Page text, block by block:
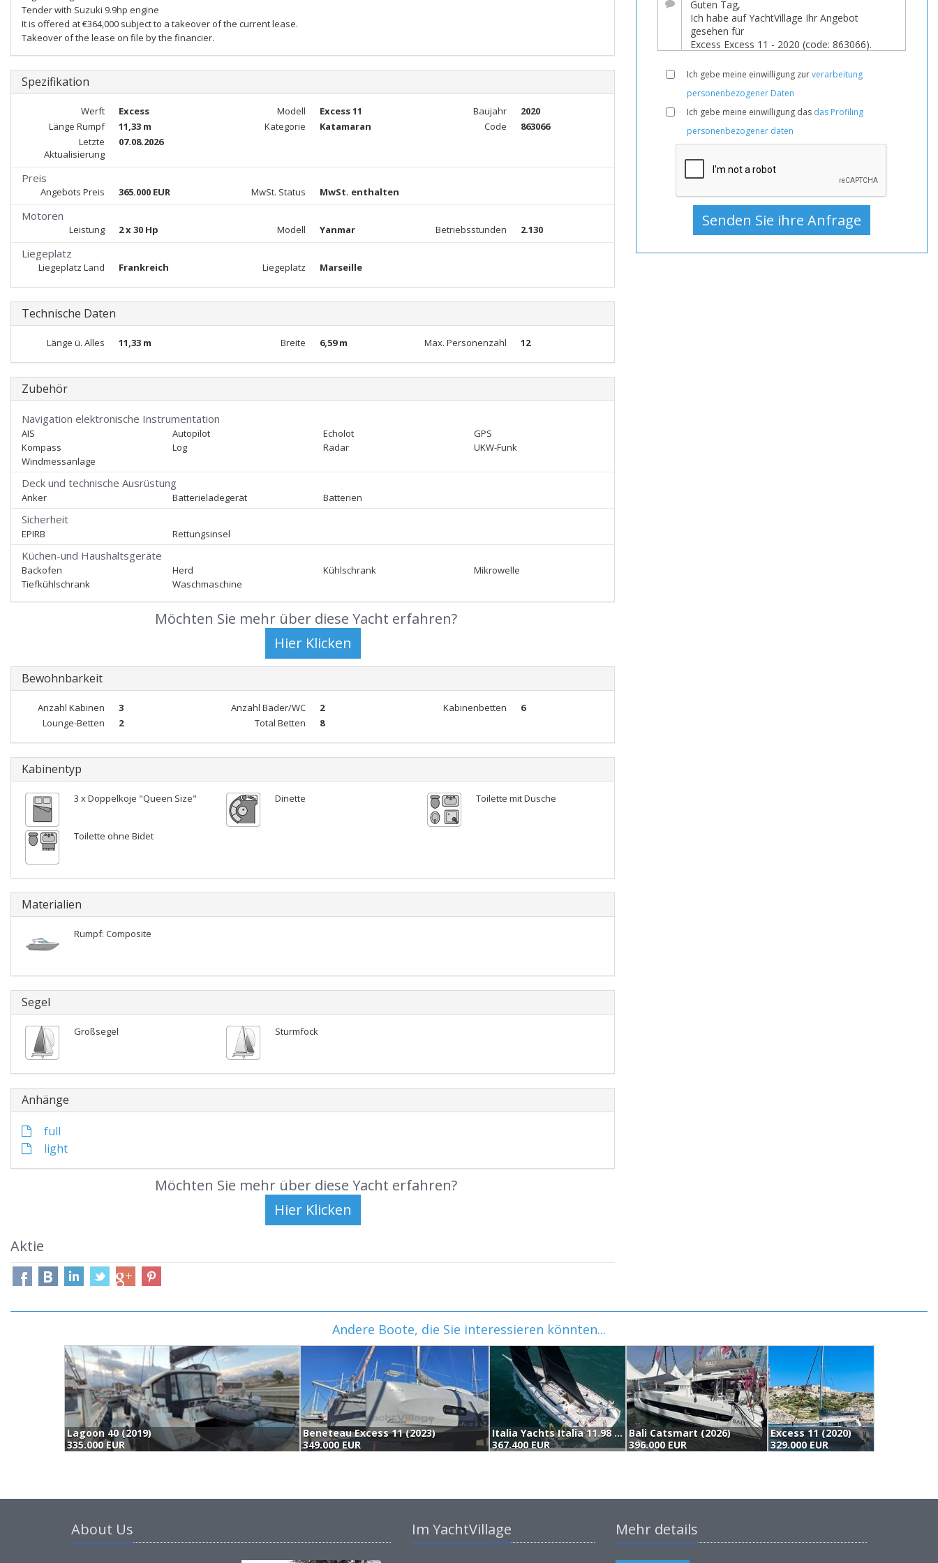
Gebraucht,
Segelyacht
Verkauf,
Segelyacht
Gebraucht,
Segelyachten
Segelyachten
Gebraucht,
Tender with Suzuki 9.9hp engine
It is offered at €364,000 subject to a takeover of the current lease.
Takeover of the lease on file by the financier.
Spezifikation
Werft Excess Modell Excess 11 Baujahr
2020
Länge Rumpf
11,33 m Kategorie Katamaran Code
863066
Letzte
Aktualisierung
07.08.2026
Preis
Angebots Preis 365.000 EUR MwSt. Status MwSt. enthalten
Motoren
Leistung 2 x 30 Hp Modell Yanmar Betriebsstunden 2.130
Liegeplatz
Liegeplatz Land Frankreich Liegeplatz Marseille
Technische Daten
Länge ü. Alles 11,33 m Breite 6,59 m Max. Personenzahl 12
Zubehör
Navigation elektronische Instrumentation
AIS Autopilot Echolot
GPS
Kompass
Log Radar
UKW-Funk
Windmessanlage
Deck und technische Ausrüstung
Anker Batterieladegerät Batterien
Sicherheit
EPIRB Rettungsinsel
Küchen-und Haushaltsgeräte
Backofen Herd Kühlschrank
Mikrowelle
Tiefkühlschrank
Waschmaschine
Möchten Sie mehr über diese Yacht erfahren?
Bewohnbarkeit
Anzahl Kabinen 3 Anzahl Bäder/WC 2 Kabinenbetten
6
Lounge-Betten
2 Total Betten 8
Kabinentyp
3 x Doppelkoje "Queen Size" Dinette Toilette mit Dusche
Toilette ohne Bidet
Materialien
Rumpf: Composite
Segel
Großsegel Sturmfock
Anhänge
full
light
Möchten Sie mehr über diese Yacht erfahren?
Aktie
Ich gebe meine einwilligung zurverarbeitung
personenbezogener Daten
Ich gebe meine einwilligung das das Profiling
personenbezogener daten
Andere Boote, die Sie interessieren könnten...
Beneteau Excess 11 (2023)
349.000 EUR
Italia Yachts Italia 11.98 (2026)
367.400 EUR
Bali Catsmart (2026)
396.000 EUR
Excess 11 (2020)
329.000 EUR
Fountaine Pajot Lucia 40 (2018)
368.900 EUR
About Us Im YachtVillage Mehr details